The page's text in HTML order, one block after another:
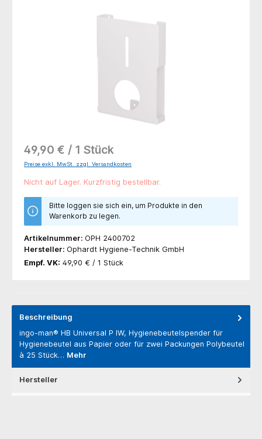
49,90 € / 1 Stück
Preise exkl. MwSt. zzgl. Versandkosten
Nicht auf Lager. Kurzfristig bestellbar.
Bitte loggen sie sich ein, um Produkte in den
Warenkorb zu legen.
Artikelnummer: OPH 2400702
Hersteller: Ophardt Hygiene-Technik GmbH
Empf. VK: 49,90 € / 1 Stück
Beschreibung
ingo-man® HB Universal P IW, Hygienebeutelspender für
Hygienebeutel aus Papier oder für zwei Packungen Polybeutel
à 25 Stück… Mehr
Hersteller